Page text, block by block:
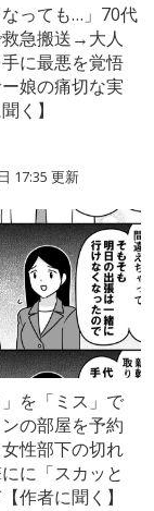
なっても…」70代
急搬送→大人
に最悪を覚悟
娘の痛切な実
く】
17:35 更新
」を「ミス」で
の部屋を予約
性部下の切れ
に「スカッと
作者に聞く】